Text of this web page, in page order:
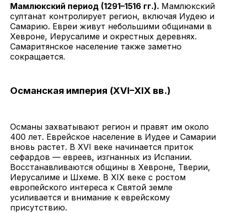
Мамлюкский период (1291–1516 гг.). Мамлюкский
султанат контролирует регион, включая Иудею и
Самарию. Евреи живут небольшими общинами в
Хевроне, Иерусалиме и окрестных деревнях.
Самаритянское население также заметно
сокращается.
Османская империя (XVI–XIX вв.)
Османы захватывают регион и правят им около
400 лет. Еврейское население в Иудее и Самарии
вновь растет. В XVI веке начинается приток
сефардов — евреев, изгнанных из Испании.
Восстанавливаются общины в Хевроне, Тверии,
Иерусалиме и Шхеме. В XIX веке с ростом
европейского интереса к Святой земле
усиливается и внимание к еврейскому
присутствию.